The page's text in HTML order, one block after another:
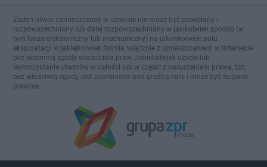
Żaden utwór zamieszczony w serwisie nie może być powielany i
rozpowszechniany lub dalej rozpowszechniany w jakikolwiek sposób (w
tym także elektroniczny lub mechaniczny) na jakimkolwiek polu
eksploatacji w jakiejkolwiek formie, włącznie z umieszczaniem w Internecie
bez pisemnej zgody właściciela praw. Jakiekolwiek użycie lub
wykorzystanie utworów w całości lub w części z naruszeniem prawa, tzn.
bez właściwej zgody, jest zabronione pod groźbą kary i może być ścigane
prawnie.